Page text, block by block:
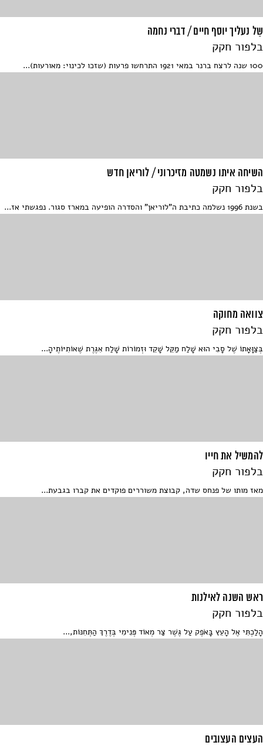
שַל נעליך יוסף חיים / דברי נחמה
בלפור חקק
100 שנה לרצח ברנר במאי 1921 התרחשו פרעות (שזכו לכינוי: מאורעות)...
השיחה איתו נשמטה מזיכרוני / לוריאן חדש
בלפור חקק
בשנת 1996 נשלמה כתיבת ה"לוריאן" והסדרה הופיעה במארז סגור. נפגשתי אז...
צוואה מחוקה
בלפור חקק
בְּצַוָּאָתוֹ שֶׁל סָבִי הוּא שָׁלַח מַקֵּל שָׁקֵד וּזְמוֹרוֹת שָׁלַח אִגֶּרֶת שֶׁאוֹתִיּוֹתֶיהָ...
להמשיל את חייו
בלפור חקק
מאז מותו של פנחס שדה, קבוצת משוררים פוקדים את קברו בגבעת...
ראש השנה לאילנות
בלפור חקק
הָלַכְתִּי אֶל הָעֵץ בָּאֹפֶק עַל גֶּשֶׁר צַר מְאוֹד פְּנִימִי בְּדֶרֶךְ הַתְּחִנּוֹת,...
העצים העצובים